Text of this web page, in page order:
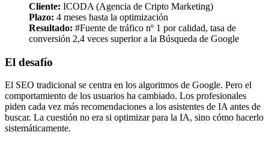
Cliente: ICODA (Agencia de Cripto Marketing)
Plazo: 4 meses hasta la optimización
Resultado: #Fuente de tráfico nº 1 por calidad, tasa de
conversión 2,4 veces superior a la Búsqueda de Google
El desafío
El SEO tradicional se centra en los algoritmos de Google. Pero el
comportamiento de los usuarios ha cambiado. Los profesionales
piden cada vez más recomendaciones a los asistentes de IA antes de
buscar. La cuestión no era si optimizar para la IA, sino cómo hacerlo
sistemáticamente.